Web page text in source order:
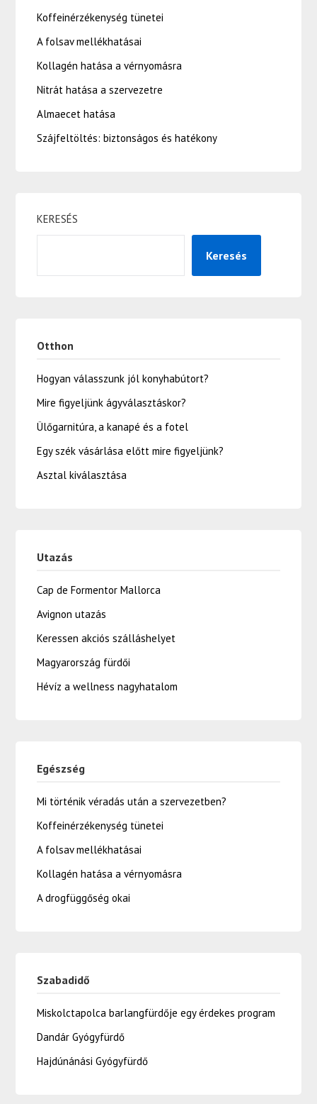
Koffeinérzékenység tünetei
A folsav mellékhatásai
Kollagén hatása a vérnyomásra
Nitrát hatása a szervezetre
Almaecet hatása
Szájfeltöltés: biztonságos és hatékony
KERESÉS
Keresés
Otthon
Hogyan válasszunk jól konyhabútort?
Mire figyeljünk ágyválasztáskor?
Ülőgarnitúra, a kanapé és a fotel
Egy szék vásárlása előtt mire figyeljünk?
Asztal kiválasztása
Utazás
Cap de Formentor Mallorca
Avignon utazás
Keressen akciós szálláshelyet
Magyarország fürdői
Hévíz a wellness nagyhatalom
Egészség
Mi történik véradás után a szervezetben?
Koffeinérzékenység tünetei
A folsav mellékhatásai
Kollagén hatása a vérnyomásra
A drogfüggőség okai
Szabadidő
Miskolctapolca barlangfürdője egy érdekes program
Dandár Gyógyfürdő
Hajdúnánási Gyógyfürdő